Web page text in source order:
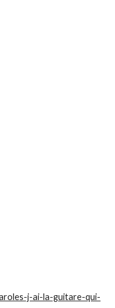
j-ai-la-guitare-qui-